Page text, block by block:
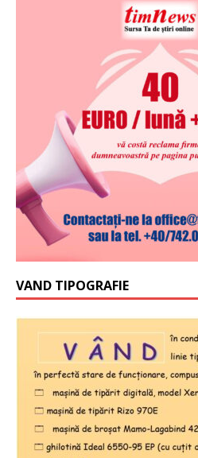
VAND TIPOGRAFIE